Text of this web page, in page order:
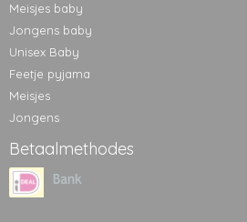
Meisjes baby
Jongens baby
Unisex Baby
Feetje pyjama
Meisjes
Jongens
Betaalmethodes